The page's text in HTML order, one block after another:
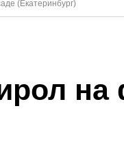
(Екатеринбург)
на